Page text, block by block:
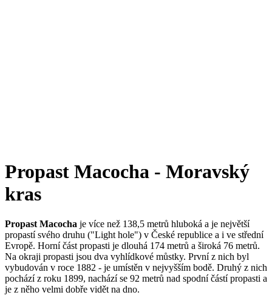
Propast Macocha - Moravský
kras
Propast Macocha je více než 138,5 metrů hluboká a je největší
propastí svého druhu ("Light hole") v České republice a i ve střední
Evropě. Horní část propasti je dlouhá 174 metrů a široká 76 metrů.
Na okraji propasti jsou dva vyhlídkové můstky. První z nich byl
vybudován v roce 1882 - je umístěn v nejvyšším bodě. Druhý z nich
pochází z roku 1899, nachází se 92 metrů nad spodní částí propasti a
je z něho velmi dobře vidět na dno.